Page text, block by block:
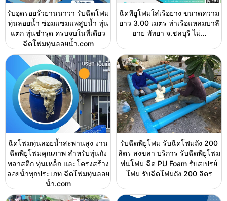
รับอุดรอยรั่วยานนาวา รับฉีดโฟม
ทุ่นลอยน้ำ ซ่อมแซมแพสูบน้ำ ทุ่น
แตก ทุ่นชำรุด ครบจบในที่เดียว
ฉีดโฟมทุ่นลอยน้ำ.com
ฉีดพียูโฟมใส่เรือยาง ขนาดความ
ยาว 3.00 เมตร ท่าเรือแหลมบาลี
ฮาย พัทยา จ.ชลบุรี ไม่…
ฉีดโฟมทุ่นลอยน้ำสะพานสูง งาน
ฉีดพียูโฟมคุณภาพ สำหรับทุ่นถัง
พลาสติก ทุ่นเหล็ก และโครงสร้าง
ลอยน้ำทุกประเภท ฉีดโฟมทุ่นลอย
น้ำ.com
รับฉีดพียูโฟม รับฉีดโฟมถัง 200
ลิตร สงขลา บริการ รับฉีดพียูโฟม
พ่นโฟม ฉีด PU Foam รับสเปรย์
โฟม รับฉีดโฟมถัง 200 ลิตร